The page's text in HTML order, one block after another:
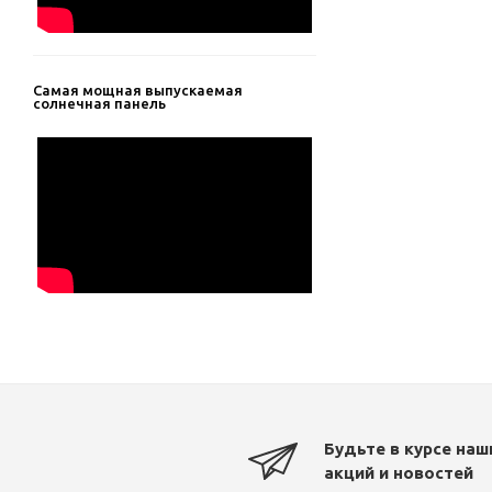
Самая мощная выпускаемая
солнечная панель
Будьте в курсе
акций и новостей